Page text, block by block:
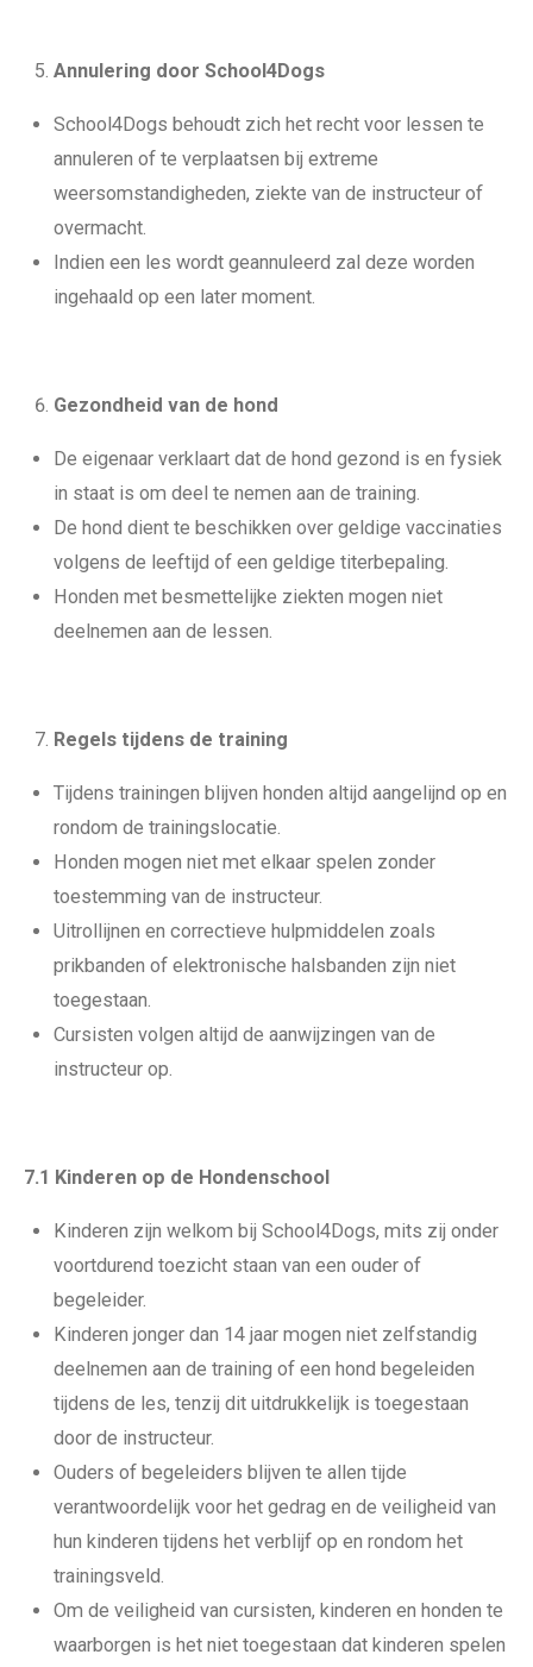
Annulering door School4Dogs
School4Dogs behoudt zich het recht voor lessen te
annuleren of te verplaatsen bij extreme
weersomstandigheden, ziekte van de instructeur of
overmacht.
Indien een les wordt geannuleerd zal deze worden
ingehaald op een later moment.
Gezondheid van de hond
De eigenaar verklaart dat de hond gezond is en fysiek
in staat is om deel te nemen aan de training.
De hond dient te beschikken over geldige vaccinaties
volgens de leeftijd of een geldige titerbepaling.
Honden met besmettelijke ziekten mogen niet
deelnemen aan de lessen.
Regels tijdens de training
Tijdens trainingen blijven honden altijd aangelijnd op en
rondom de trainingslocatie.
Honden mogen niet met elkaar spelen zonder
toestemming van de instructeur.
Uitrollijnen en correctieve hulpmiddelen zoals
prikbanden of elektronische halsbanden zijn niet
toegestaan.
Cursisten volgen altijd de aanwijzingen van de
instructeur op.
7.1 Kinderen op de Hondenschool
Kinderen zijn welkom bij School4Dogs, mits zij onder
voortdurend toezicht staan van een ouder of
begeleider.
Kinderen jonger dan 14 jaar mogen niet zelfstandig
deelnemen aan de training of een hond begeleiden
tijdens de les, tenzij dit uitdrukkelijk is toegestaan
door de instructeur.
Ouders of begeleiders blijven te allen tijde
verantwoordelijk voor het gedrag en de veiligheid van
hun kinderen tijdens het verblijf op en rondom het
trainingsveld.
Om de veiligheid van cursisten, kinderen en honden te
waarborgen is het niet toegestaan dat kinderen spelen